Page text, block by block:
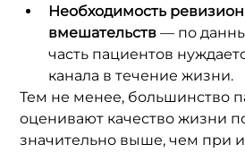
Необходимость
вмешательств — по
часть пациентов
канала в течение жизни.
Тем не менее, большинство
оценивают качество жизни
значительно выше, чем при